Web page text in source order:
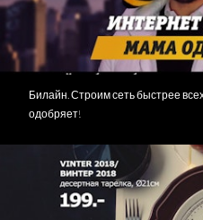
Билайн. Строим сеть быстрее
одобряет!